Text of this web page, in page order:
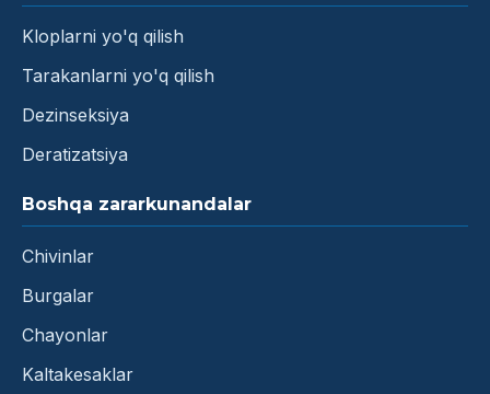
Kloplarni yo'q qilish
Tarakanlarni yo'q qilish
Dezinseksiya
Deratizatsiya
Boshqa zararkunandalar
Chivinlar
Burgalar
Chayonlar
Kaltakesaklar